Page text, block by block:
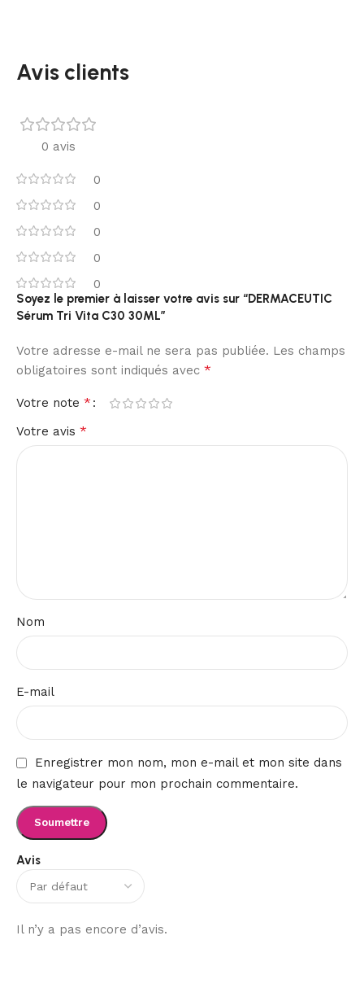
Avis clients
0 avis
0
0
0
0
0
Avis
Il n’y a pas encore d’avis.
Soyez le premier à laisser votre avis sur “DERMACEUTIC
Sérum Tri Vita C30 30ML”
Votre adresse e-mail ne sera pas publiée. Les champs
obligatoires sont indiqués avec *
Votre note *
Votre avis *
Nom
E-mail
Enregistrer mon nom, mon e-mail et mon site dans
le navigateur pour mon prochain commentaire.